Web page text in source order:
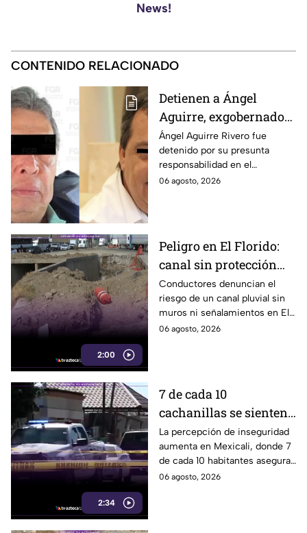
News!
CONTENIDO RELACIONADO
Detienen a Ángel
Aguirre, exgobernador
de Guerrero, por
presunto ocultamiento
de pruebas en caso
Ayotzinapa
Ángel Aguirre Rivero fue
detenido por su presunta
responsabilidad en el
ocultamiento de evidencias
06 agosto, 2026
2:00
Peligro en El Florido:
canal sin protección
provoca accidentes en
Parque Industrial de
Tijuana
Conductores denuncian el
riesgo de un canal pluvial sin
muros ni señalamientos en El
Florido, Tijuana, donde ya
06 agosto, 2026
2:34
7 de cada 10
cachanillas se sienten
inseguros en Mexicali
La percepción de inseguridad
aumenta en Mexicali, donde 7
de cada 10 habitantes aseguran
sentirse inseguros al vivir en la
06 agosto, 2026